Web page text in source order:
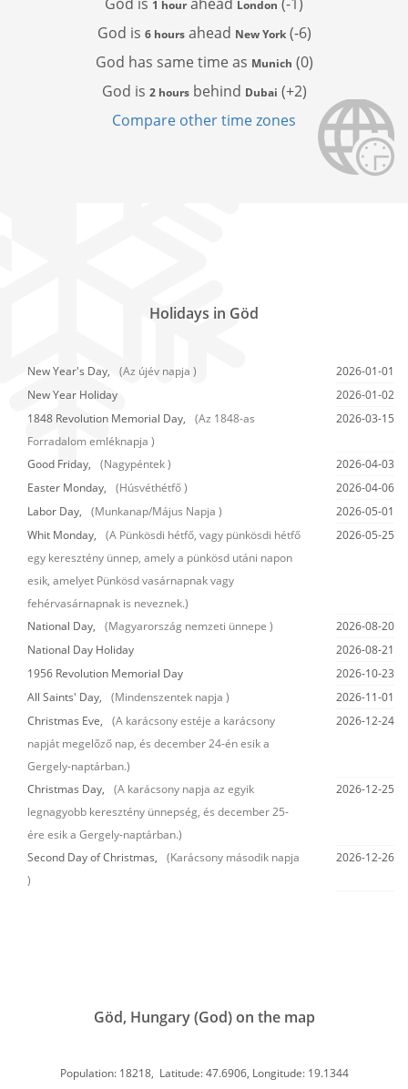
1 hour London
God is 6 hoursahead New York(-6)
God has same time as Munich (0)
God is 2 hoursbehind Dubai (+2)
Compare other time zones
Holidays in Göd
New Year's Day, (Az újév napja )
2026-01-01
New Year Holiday
2026-01-02
1848 Revolution Memorial Day,
(Az 1848-as
Forradalom emléknapja )
2026-03-15
Good Friday, (Nagypéntek )
2026-04-03
Easter Monday,
(Húsvéthétfő )
2026-04-06
Labor Day,
(Munkanap/Május Napja )
2026-05-01
Whit Monday,
(A Pünkösdi hétfő, vagy pünkösdi hétfő
egy keresztény ünnep, amely a pünkösd utáni napon
esik, amelyet Pünkösd vasárnapnak vagy
fehérvasárnapnak is neveznek.)
2026-05-25
National Day, (Magyarország nemzeti ünnepe )
2026-08-20
National Day Holiday
2026-08-21
1956 Revolution Memorial Day
2026-10-23
All Saints' Day,
(Mindenszentek napja )
2026-11-01
Christmas Eve,
(A karácsony estéje a karácsony
napját megelőző nap, és december 24-én esik a
Gergely-naptárban.)
2026-12-24
Christmas Day,
(A karácsony napja az egyik
legnagyobb keresztény ünnepség, és december 25-
ére esik a Gergely-naptárban.)
2026-12-25
Second Day of Christmas,
(Karácsony második napja
)
2026-12-26
Göd, Hungary (God) on the map
Population: 18218, Latitude: 47.6906, Longitude: 19.1344